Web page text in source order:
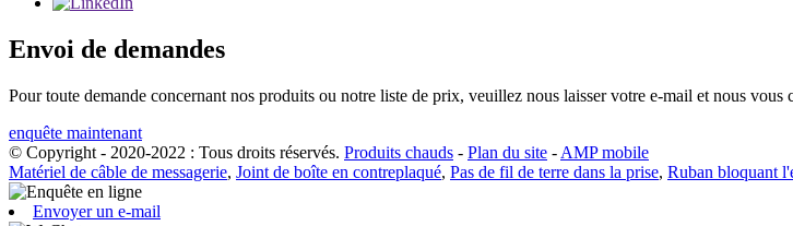
Envoi de demandes
Pour toute demande concernant nos produits ou notre liste de prix, veuillez nous laisser votre e-mail et nous vous
enquête maintenant
© Copyright - 2020-2022 : Tous droits réservés. Produits chauds - Plan du site - AMP mobile
Matériel de câble de messagerie, Joint de boîte en contreplaqué, Pas de fil de terre dans la prise, Ruban bloquant
Envoyer un e-mail